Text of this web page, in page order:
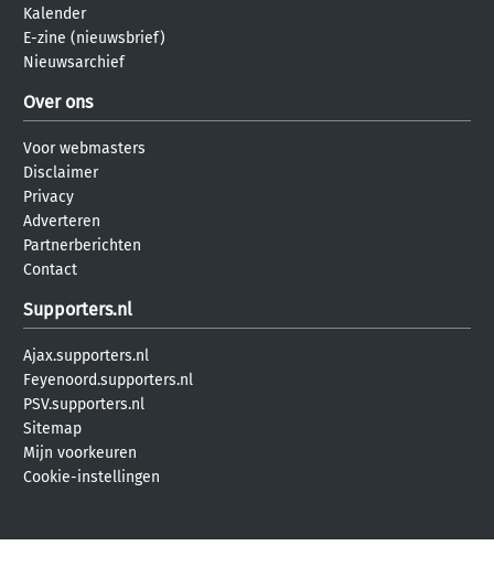
Kalender
E-zine (nieuwsbrief)
Nieuwsarchief
Over ons
Voor webmasters
Disclaimer
Privacy
Adverteren
Partnerberichten
Contact
Supporters.nl
Ajax.supporters.nl
Feyenoord.supporters.nl
PSV.supporters.nl
Sitemap
Mijn voorkeuren
Cookie-instellingen